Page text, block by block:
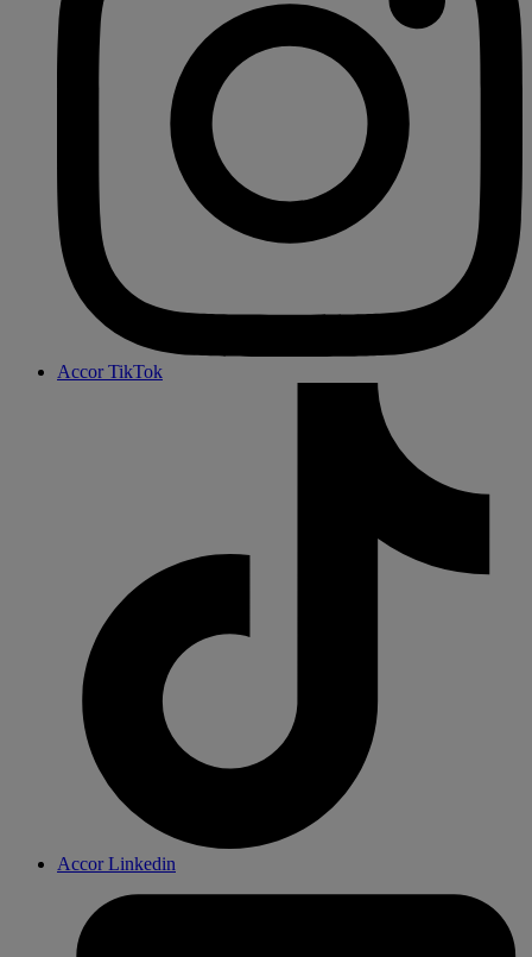
Accor TikTok
Accor Linkedin